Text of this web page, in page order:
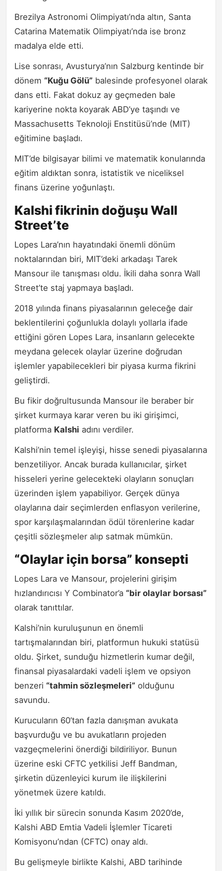
Brezilya Astronomi Olimpiyatı’nda altın, Santa
Catarina Matematik Olimpiyatı’nda ise bronz
madalya elde etti.
Lise sonrası, Avusturya’nın Salzburg kentinde bir
dönem “Kuğu Gölü” balesinde profesyonel olarak
dans etti. Fakat dokuz ay geçmeden bale
kariyerine nokta koyarak ABD’ye taşındı ve
Massachusetts Teknoloji Enstitüsü’nde (MIT)
eğitimine başladı.
MIT’de bilgisayar bilimi ve matematik konularında
eğitim aldıktan sonra, istatistik ve niceliksel
finans üzerine yoğunlaştı.
Kalshi fikrinin doğuşu Wall
Street’te
Lopes Lara’nın hayatındaki önemli dönüm
noktalarından biri, MIT’deki arkadaşı Tarek
Mansour ile tanışması oldu. İkili daha sonra Wall
Street’te staj yapmaya başladı.
2018 yılında finans piyasalarının geleceğe dair
beklentilerini çoğunlukla dolaylı yollarla ifade
ettiğini gören Lopes Lara, insanların gelecekte
meydana gelecek olaylar üzerine doğrudan
işlemler yapabilecekleri bir piyasa kurma fikrini
geliştirdi.
Bu fikir doğrultusunda Mansour ile beraber bir
şirket kurmaya karar veren bu iki girişimci,
platforma Kalshi adını verdiler.
Kalshi’nin temel işleyişi, hisse senedi piyasalarına
benzetiliyor. Ancak burada kullanıcılar, şirket
hisseleri yerine gelecekteki olayların sonuçları
üzerinden işlem yapabiliyor. Gerçek dünya
olaylarına dair seçimlerden enflasyon verilerine,
spor karşılaşmalarından ödül törenlerine kadar
çeşitli sözleşmeler alıp satmak mümkün.
“Olaylar için borsa” konsepti
Lopes Lara ve Mansour, projelerini girişim
hızlandırıcısı Y Combinator’a “bir olaylar borsası”
olarak tanıttılar.
Kalshi’nin kuruluşunun en önemli
tartışmalarından biri, platformun hukuki statüsü
oldu. Şirket, sunduğu hizmetlerin kumar değil,
finansal piyasalardaki vadeli işlem ve opsiyon
benzeri “tahmin sözleşmeleri” olduğunu
savundu.
Kurucuların 60’tan fazla danışman avukata
başvurduğu ve bu avukatların projeden
vazgeçmelerini önerdiği bildiriliyor. Bunun
üzerine eski CFTC yetkilisi Jeff Bandman,
şirketin düzenleyici kurum ile ilişkilerini
yönetmek üzere katıldı.
İki yıllık bir sürecin sonunda Kasım 2020’de,
Kalshi ABD Emtia Vadeli İşlemler Ticareti
Komisyonu’ndan (CFTC) onay aldı.
Bu gelişmeyle birlikte Kalshi, ABD tarihinde